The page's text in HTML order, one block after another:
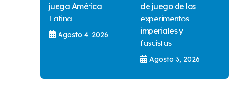
juega América
Latina
Agosto 4, 2026
de juego de los
experimentos
imperiales y
fascistas
Agosto 3, 2026